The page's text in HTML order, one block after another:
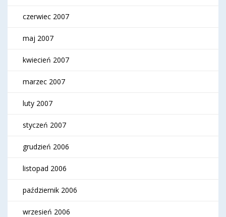
czerwiec 2007
maj 2007
kwiecień 2007
marzec 2007
luty 2007
styczeń 2007
grudzień 2006
listopad 2006
październik 2006
wrzesień 2006